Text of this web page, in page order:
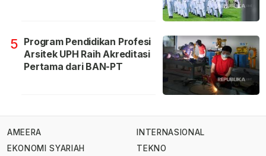
5 Program Pendidikan Profesi
Arsitek UPH Raih Akreditasi
Pertama dari BAN-PT
AMEERA
EKONOMI SYARIAH
INTERNASIONAL
TEKNO